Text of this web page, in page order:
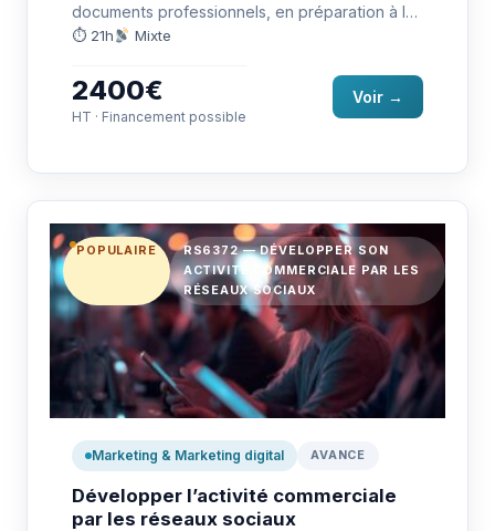
documents professionnels, en préparation à la
certification TOSA RS6957.
⏱ 21h Mixte
2400€
HT · Financement possible
Voir →
POPULAIRE
RS6372 — DÉVELOPPER SON
ACTIVITÉ COMMERCIALE PAR LES
RÉSEAUX SOCIAUX
Marketing & Marketing digital AVANCE
Développer l’activité commerciale
par les réseaux sociaux